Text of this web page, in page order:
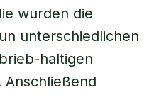
wurden die
unterschiedlichen
haltigen
Anschließend